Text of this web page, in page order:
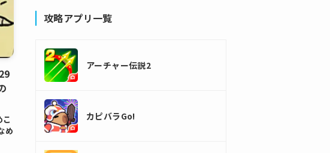
め
攻略アプリ一覧
アーチャー伝説2
カピバラGo!